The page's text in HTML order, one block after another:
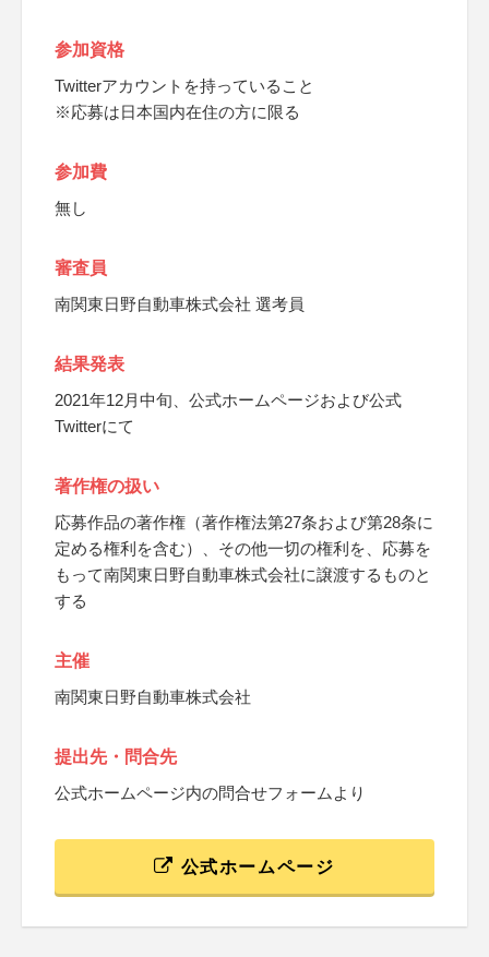
参加資格
Twitterアカウントを持っていること
※応募は日本国内在住の方に限る
参加費
無し
審査員
南関東日野自動車株式会社 選考員
結果発表
2021年12月中旬、公式ホームページおよび公式
Twitterにて
著作権の扱い
応募作品の著作権（著作権法第27条および第28条に
定める権利を含む）、その他一切の権利を、応募を
もって南関東日野自動車株式会社に譲渡するものと
する
主催
南関東日野自動車株式会社
提出先・問合先
公式ホームページ内の問合せフォームより
公式ホームページ